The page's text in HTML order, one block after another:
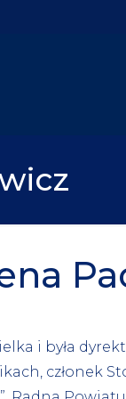
i była
członek